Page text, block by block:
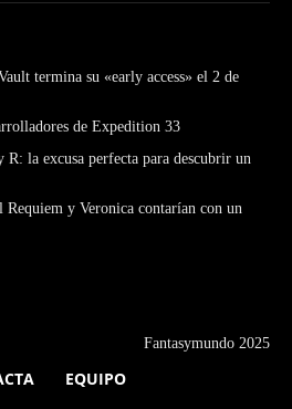
termina su «early access» el 2 de
de Expedition 33
R: la excusa perfecta para descubrir un
Requiem y Veronica contarían con un
Fantasymundo 2025
EQUIPO